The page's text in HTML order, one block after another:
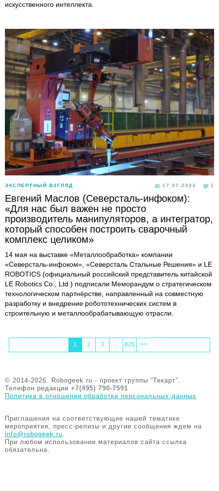
искусственного интеллекта.
ЭКСПЕРТНЫЙ ВЗГЛЯД 17.07.2026 1
Евгений Маслов (Северсталь-инфоком):
«Для нас был важен не просто
производитель манипуляторов, а интегратор,
который способен построить сварочный
комплекс целиком»
14 мая на выставке «Металлообработка» компании
«Северсталь-инфоком», «Северсталь Стальные Решения» и LE
ROBOTICS (официальный российский представитель китайской
LE Robotics Co., Ltd.) подписали Меморандум о стратегическом
технологическом партнёрстве, направленный на совместную
разработку и внедрение робототехнических систем в
строительную и металлообрабатывающую отрасли.
1 2 3 ... 826 >>
© 2014-2026. Robogeek.ru - проект группы “Текарт”.
Телефон редакции +7(495) 790-7591
Политика в отношении обработки персональных данных
Приглашения на соответствующие нашей тематике
мероприятия, пресс-релизы и другие сообщения ждем на
info@robogeek.ru.
При любом использовании материалов сайта ссылка
обязательна.